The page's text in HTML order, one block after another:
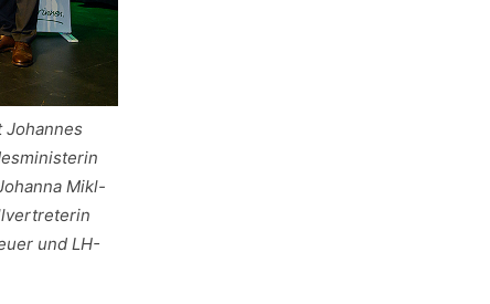
Johannes
Mikl-
und LH-